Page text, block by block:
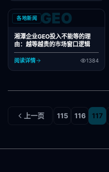
各地新闻 GEO
湘潭企业GEO投入不能等的理
由：越等越贵的市场窗口逻辑
阅读详情 1384
上一页 115 116 117